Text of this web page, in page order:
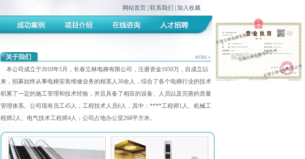
网站首页 联系我们 加入收藏
本公司成立于2010年5月，长春立林电梯有限公司，注册资金1050万，自成立以
来，招募始终从事电梯安装维修业务的精英人30余人，综合了各个电梯行业的技术
积累了一定的施工管理和技术经验，并且具备了相应的设备、人员以及完善的质量
管理体系。公司现有员工45人，工程技术人员6人，其中：****工程师1人、机械工
程师2人、电气技术工程师4人；公司占地办公室268平方米。